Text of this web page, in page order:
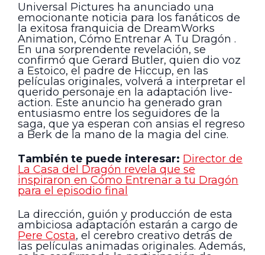
Universal Pictures ha anunciado una
emocionante noticia para los fanáticos de
la exitosa franquicia de DreamWorks
Animation, Cómo Entrenar A Tu Dragón .
En una sorprendente revelación, se
confirmó que Gerard Butler, quien dio voz
a Estoico, el padre de Hiccup, en las
películas originales, volverá a interpretar el
querido personaje en la adaptación live-
action. Este anuncio ha generado gran
entusiasmo entre los seguidores de la
saga, que ya esperan con ansias el regreso
a Berk de la mano de la magia del cine.
También te puede interesar: Director de
La Casa del Dragón revela que se
inspiraron en Cómo Entrenar a tu Dragón
para el episodio final
La dirección, guión y producción de esta
ambiciosa adaptación estarán a cargo de
Pere Costa, el cerebro creativo detrás de
las películas animadas originales. Además,